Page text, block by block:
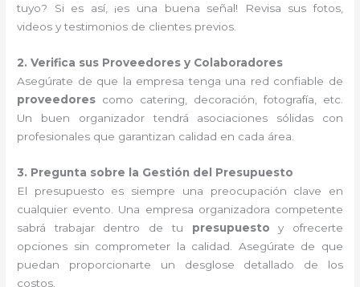
tuyo? Si es así, ¡es una buena señal! Revisa sus fotos,
videos y testimonios de clientes previos.
2. Verifica sus Proveedores y Colaboradores
Asegúrate de que la empresa tenga una red confiable de
proveedores como catering, decoración, fotografía, etc.
Un buen organizador tendrá asociaciones sólidas con
profesionales que garantizan calidad en cada área.
3. Pregunta sobre la Gestión del Presupuesto
El presupuesto es siempre una preocupación clave en
cualquier evento. Una empresa organizadora competente
sabrá trabajar dentro de tu presupuesto y ofrecerte
opciones sin comprometer la calidad. Asegúrate de que
puedan proporcionarte un desglose detallado de los
costos.